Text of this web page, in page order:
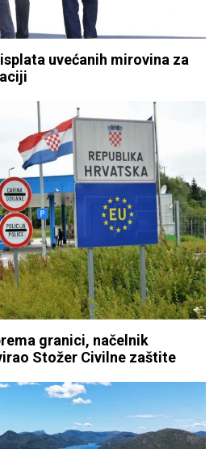
uvećanih mirovina za
granici, načelnik
Stožer Civilne zaštite